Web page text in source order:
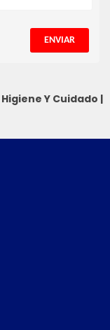
ENVIAR
Higiene Y Cuidado |